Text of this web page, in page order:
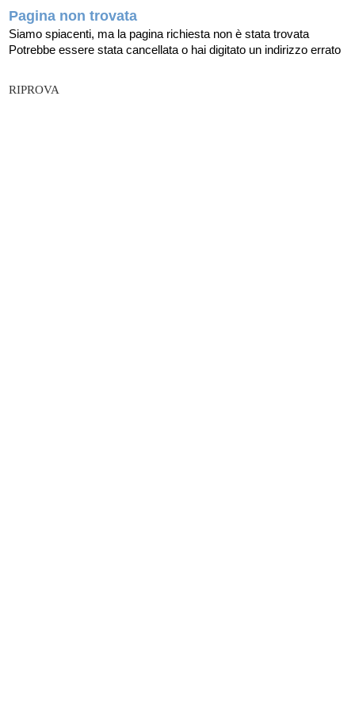
Pagina non trovata
Siamo spiacenti, ma la pagina richiesta non è stata trovata
Potrebbe essere stata cancellata o hai digitato un indirizzo errato
RIPROVA